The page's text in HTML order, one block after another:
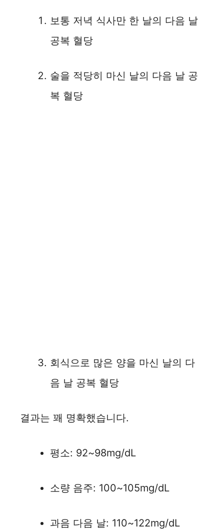
보통 저녁 식사만 한 날의 다음 날
공복 혈당
술을 적당히 마신 날의 다음 날 공
복 혈당
회식으로 많은 양을 마신 날의 다
음 날 공복 혈당
결과는 꽤 명확했습니다.
평소: 92~98mg/dL
소량 음주: 100~105mg/dL
과음 다음 날: 110~122mg/dL